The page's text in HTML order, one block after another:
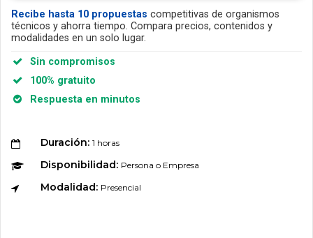
Recibe hasta 10 propuestas competitivas de organismos
técnicos y ahorra tiempo. Compara precios, contenidos y
modalidades en un solo lugar.
Sin compromisos
100% gratuito
Respuesta en minutos
Duración: 1 horas
Disponibilidad: Persona o Empresa
Modalidad: Presencial